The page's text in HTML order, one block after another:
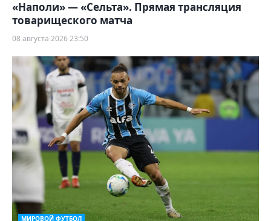
«Наполи» — «Сельта». Прямая трансляция
товарищеского матча
08 августа 2026 23:50
МИРОВОЙ ФУТБОЛ